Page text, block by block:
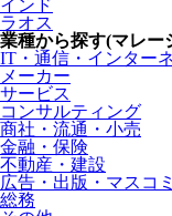
ラオス
業種から探す(マレー
IT・通信・インター
メーカー
サービス
コンサルティング
商社・流通・小売
金融・保険
不動産・建設
広告・出版・マスコミ
総務